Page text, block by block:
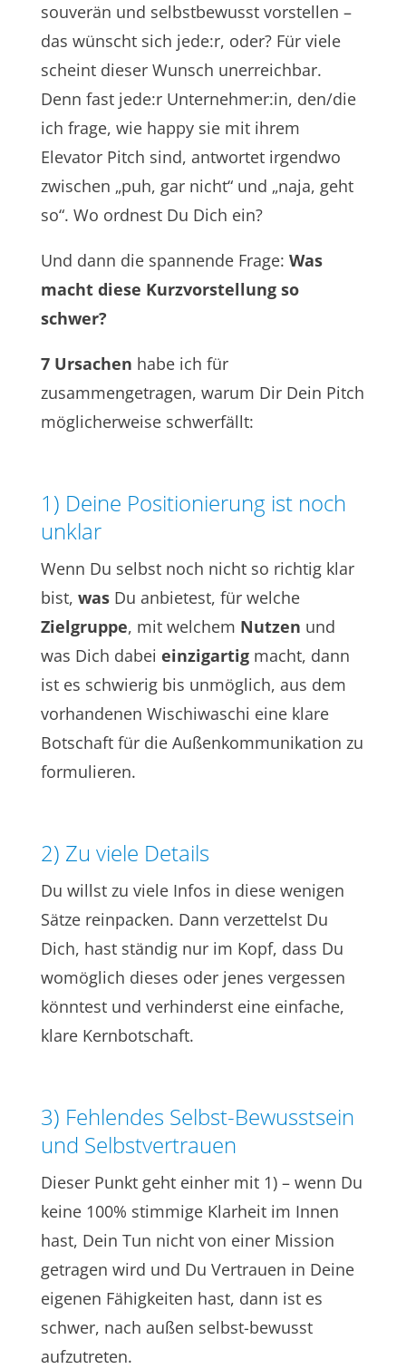
souverän und selbstbewusst vorstellen –
das wünscht sich jede:r, oder? Für viele
scheint dieser Wunsch unerreichbar.
Denn fast jede:r Unternehmer:in, den/die
ich frage, wie happy sie mit ihrem
Elevator Pitch sind, antwortet irgendwo
zwischen „puh, gar nicht“ und „naja, geht
so“. Wo ordnest Du Dich ein?
Und dann die spannende Frage: Was
macht diese Kurzvorstellung so
schwer?
7 Ursachen habe ich für
zusammengetragen, warum Dir Dein Pitch
möglicherweise schwerfällt:
1) Deine Positionierung ist noch
unklar
Wenn Du selbst noch nicht so richtig klar
bist, was Du anbietest, für welche
Zielgruppe, mit welchem Nutzen und
was Dich dabei einzigartig macht, dann
ist es schwierig bis unmöglich, aus dem
vorhandenen Wischiwaschi eine klare
Botschaft für die Außenkommunikation zu
formulieren.
2) Zu viele Details
Du willst zu viele Infos in diese wenigen
Sätze reinpacken. Dann verzettelst Du
Dich, hast ständig nur im Kopf, dass Du
womöglich dieses oder jenes vergessen
könntest und verhinderst eine einfache,
klare Kernbotschaft.
3) Fehlendes Selbst-Bewusstsein
und Selbstvertrauen
Dieser Punkt geht einher mit 1) – wenn Du
keine 100% stimmige Klarheit im Innen
hast, Dein Tun nicht von einer Mission
getragen wird und Du Vertrauen in Deine
eigenen Fähigkeiten hast, dann ist es
schwer, nach außen selbst-bewusst
aufzutreten.